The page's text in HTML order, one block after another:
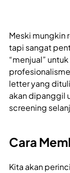
Meski mungkin
tapi sangat
“menjual”
letter yang
akan dipanggil
screening
Cara
Kita akan